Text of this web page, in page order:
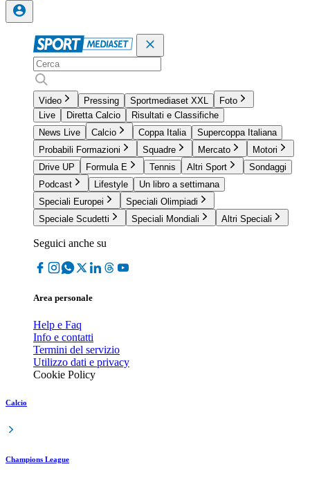
Video Pressing Sportmediaset XXL
Foto
Live
Diretta Calcio
Risultati e Classifiche
News Live
Calcio Coppa Italia
Supercoppa Italiana
Probabili Formazioni
Squadre Mercato
Motori
Drive UP
Formula E Tennis Altri Sport
Sondaggi
Podcast
Lifestyle
Un libro a settimana
Speciali Europei
Speciali Olimpiadi
Speciale Scudetti
Speciali Mondiali Altri Speciali
Seguici anche su
Area personale
Help e Faq
Info e contatti
Termini del servizio
Utilizzo dati e privacy
Cookie Policy
Calcio
Champions League